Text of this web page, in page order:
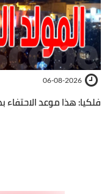
06-08-2026
فلكيا: هذا موعد